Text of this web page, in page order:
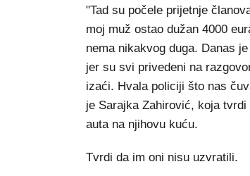
"Tad su počele prijetnje
moj muž ostao dužan 4000
nema nikakvog duga. Danas
jer su svi privedeni na
izaći. Hvala policiji što nas
je Sarajka Zahirović, koja
auta na njihovu kuću.
Tvrdi da im oni nisu uzvratili.